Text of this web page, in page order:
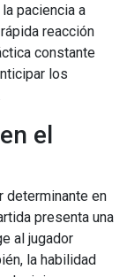
paciencia a
reacción
constante
los
el
determinante en
presenta una
al jugador
la habilidad